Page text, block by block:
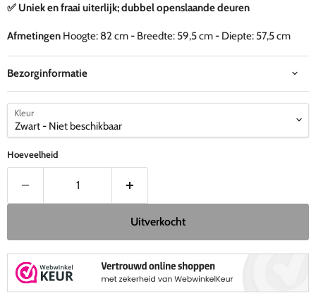
✅ Uniek en fraai uiterlijk; dubbel openslaande deuren
Afmetingen Hoogte: 82 cm - Breedte: 59,5 cm - Diepte: 57,5 cm
Bezorginformatie
Kleur
Hoeveelheid
Uitverkocht